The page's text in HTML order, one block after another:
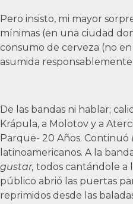
Pero insisto, mi mayor
mínimas (en una ciudad
consumo de cerveza (no
asumida
De las bandas ni hablar;
Krápula, a Molotov y a
Parque- 20 Años. Continuó
latinoamericanos. A la
gustar, todos cantándole a
público abrió las puertas
reprimidos desde las